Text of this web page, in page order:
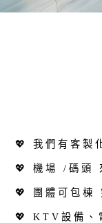
💖 我們有客製
💖 機場 /碼頭
💖 團體可包棟
💖 KTV設備、